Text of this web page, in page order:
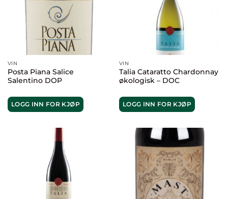
VIN
Posta Piana Salice
Salentino DOP
LOGG INN FOR KJØP
VIN
Talia Cataratto Chardonnay
økologisk – DOC
LOGG INN FOR KJØP